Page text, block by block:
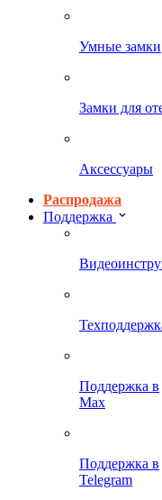
Умные замки
Замки для
Аксессуары
Распродажа
Поддержка
Поддержка в
Max
Поддержка в
Telegram